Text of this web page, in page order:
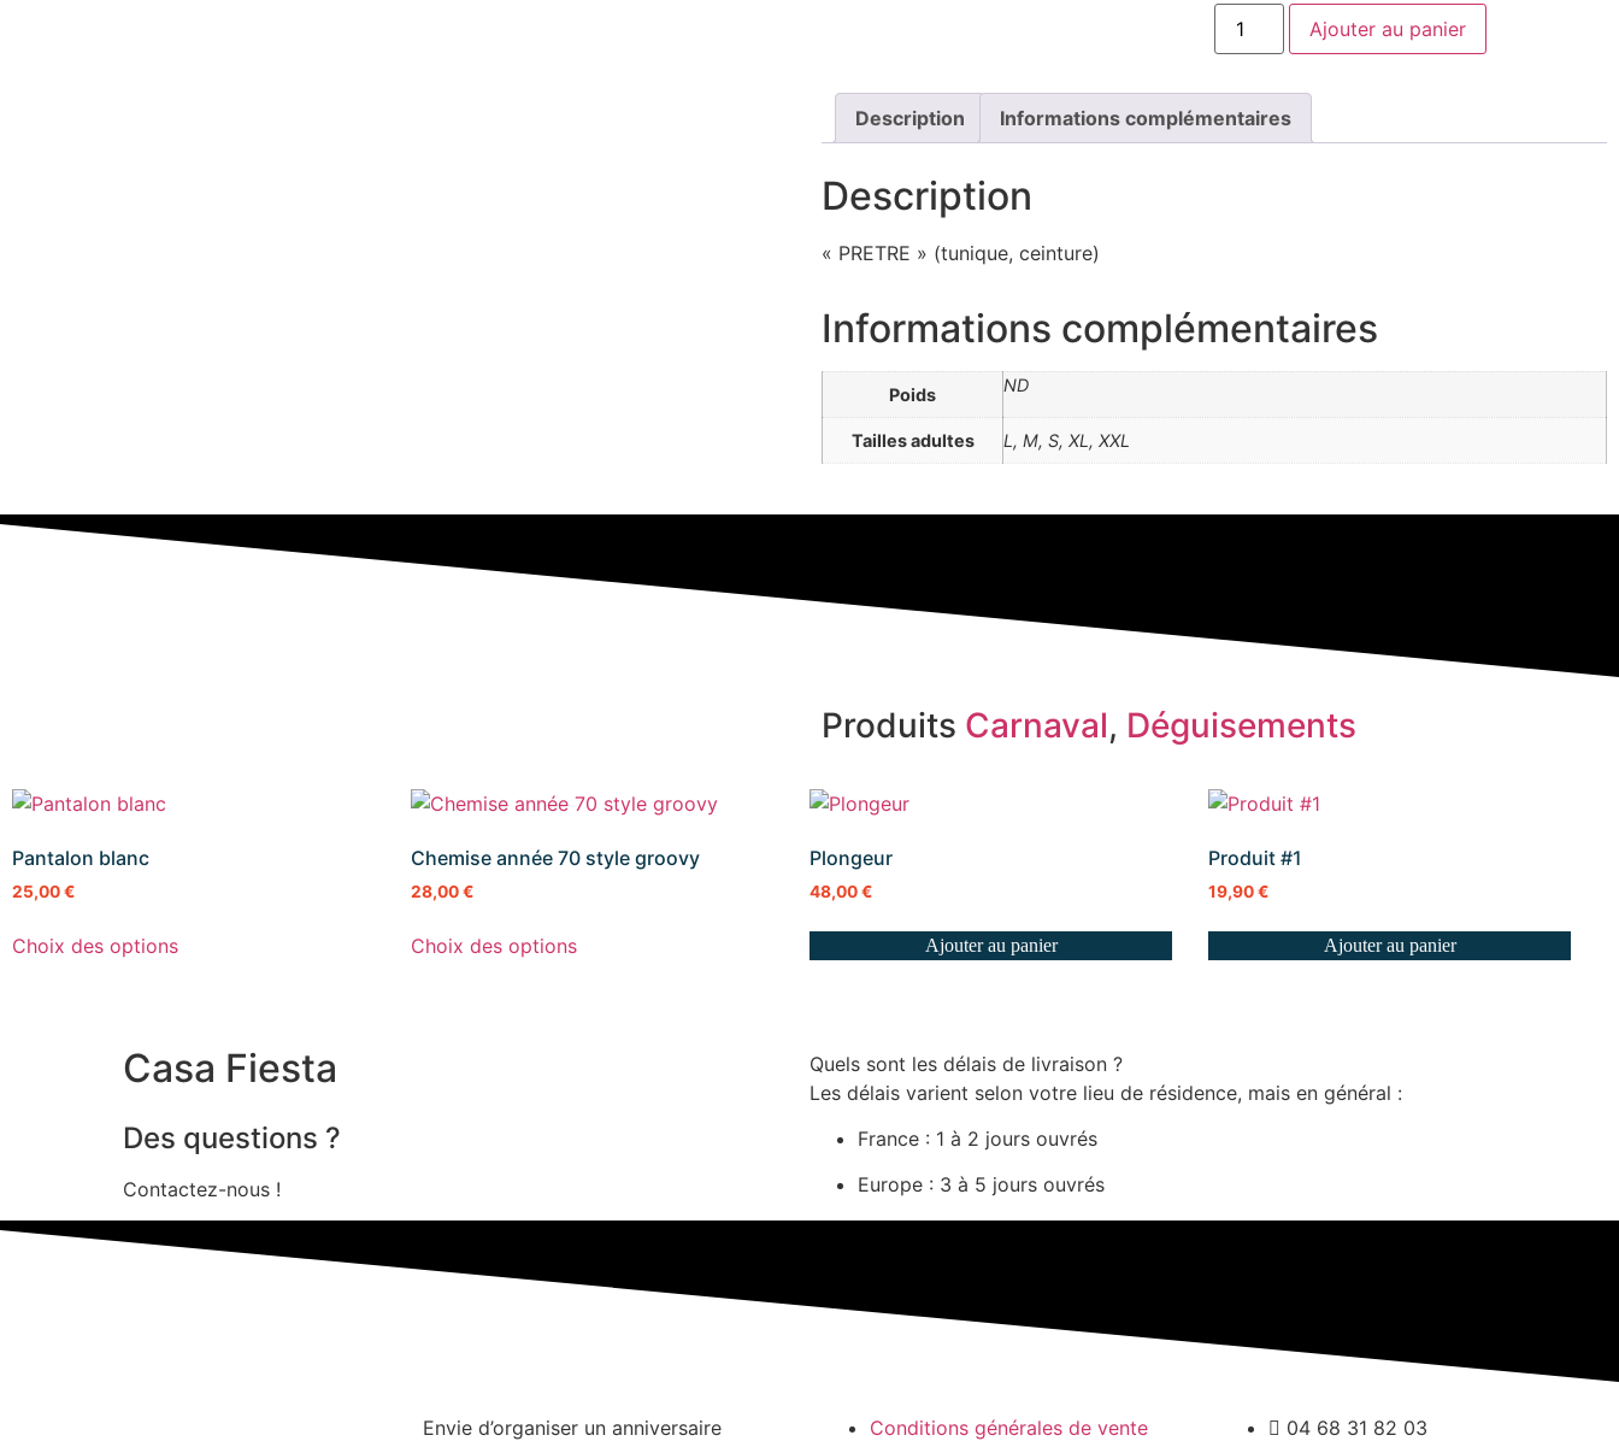
Ajouter au panier
Description Informations complémentaires
Description
« PRETRE » (tunique, ceinture)
Informations complémentaires
Poids ND
Tailles adultes L, M, S, XL, XXL
Produits Carnaval, Déguisements
Pantalon blanc
25,00€
Choix des options
Chemise année 70 style groovy
28,00€
Choix des options
Plongeur
48,00€
Ajouter au panier
Produit #1
19,90€
Ajouter au panier
Casa Fiesta
Des questions ?
Contactez-nous !
Quels sont les délais de livraison ?
Les délais varient selon votre lieu de résidence, mais en général :
France : 1 à 2 jours ouvrés
Europe : 3 à 5 jours ouvrés
Envie d’organiser un anniversaire
Conditions générales de vente
04 68 31 82 03